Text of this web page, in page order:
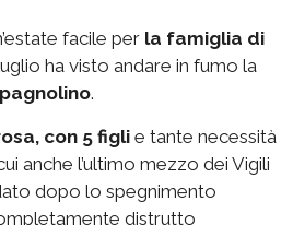
facile per la famiglia di
ha visto andare in fumo la
.
con 5 figli e tante necessità
anche l’ultimo mezzo dei Vigili
dopo lo spegnimento
distrutto